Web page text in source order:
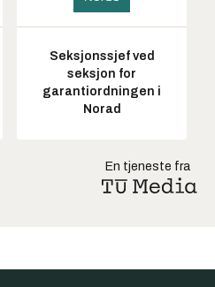
Seksjonssjef ved
seksjon for
garantiordningen i
Norad
En tjeneste fra